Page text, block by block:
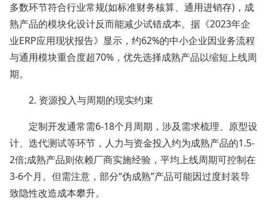
多数环节符合行业常规(如标准财务核算、通用进销存)，成
熟产品的模块化设计反而能减少试错成本。据《2023年企
业ERP应用现状报告》显示，约62%的中小企业因业务流程
与通用模块重合度超70%，优先选择成熟产品以缩短上线周
期。
2. 资源投入与周期的现实约束
定制开发通常需6-18个月周期，涉及需求梳理、原型设
计、迭代测试等环节，人力与资金投入约为成熟产品的1.5-
2倍;成熟产品则依赖厂商实施经验，平均上线周期可控制在
3-6个月。但需注意，部分“伪成熟”产品可能因过度封装导
致隐性改造成本攀升。